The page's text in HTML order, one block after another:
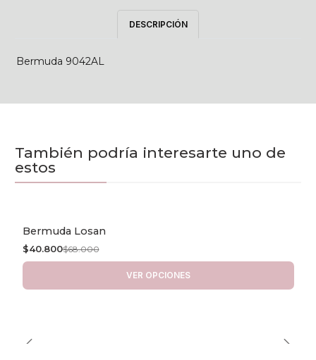
DESCRIPCIÓN
Bermuda 9042AL
También podría interesarte uno de
estos
-40% OFF
Bermuda Losan
$40.800$68.000
VER OPCIONES